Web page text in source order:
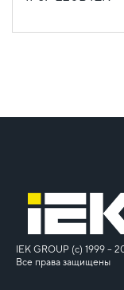
IEK GROUP (c) 1999 –
Все права защищены